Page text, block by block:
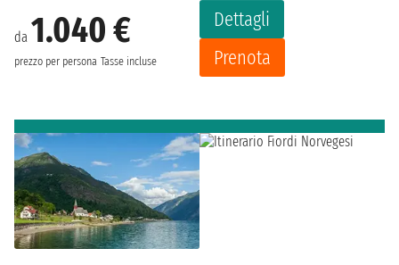
da 1.040 €
prezzo per persona Tasse incluse
Dettagli
Prenota